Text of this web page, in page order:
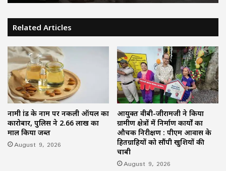
Related Articles
नामी ब्रांड के नाम पर नकली ऑयल का
कारोबार, पुलिस ने 2.66 लाख का
माल किया जब्त
August 9, 2026
आयुक्त वीबी-जीरामजी ने किया
ग्रामीण क्षेत्रों में निर्माण कार्यों का
औचक निरीक्षण : पीएम आवास के
हितग्राहियों को सौंपी खुशियों की
चाबी
August 9, 2026